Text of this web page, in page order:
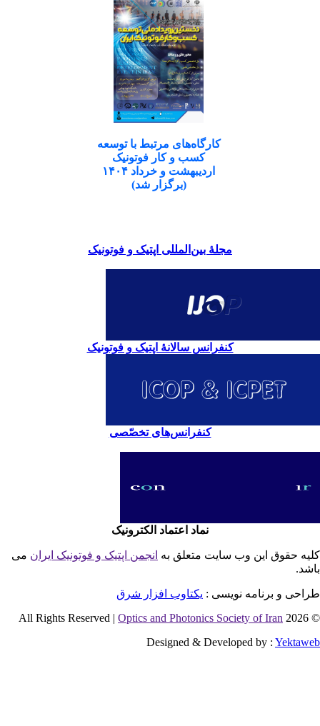
کارگاه‌های مرتبط با توسعه
کسب و کار فوتونیک
اردیبهشت و خرداد ۱۴۰۴
(برگزار شد)
مجلۀ بین‌المللی اپتیک و فوتونیک
کنفرانس سالانۀ اپتیک و فوتونیک
کنفرانس‌های تخصّصی
نماد اعتماد الکترونیک
حقوق این وب سایت متعلق بهانجمن اپتیک و فوتونیک ایران می
و برنامه نویسی : یکتاوب افزار شرق
©
Optics and Photonics Society of Iran
Designed & Developed by :